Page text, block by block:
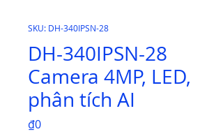
SKU: DH-340IPSN-28
DH-340IPSN-28
Camera 4MP, LED,
phân tích AI
₫0Price